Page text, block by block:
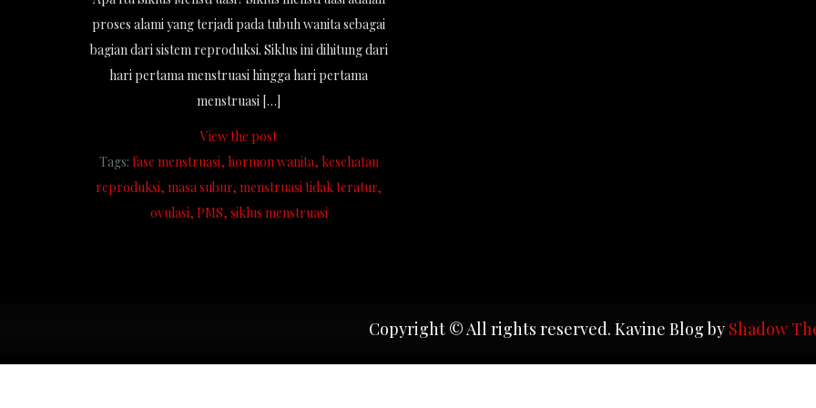
proses alami yang terjadi pada tubuh wanita sebagai
bagian dari sistem reproduksi. Siklus ini dihitung dari
hari pertama menstruasi hingga hari pertama
menstruasi […]
View the post
Tags: fase menstruasi hormon wanita kesehatan
reproduksi masa subur menstruasi tidak teratur
ovulasi PMS siklus menstruasi
Copyright © All rights reserved. Kavine Blog by Shadow